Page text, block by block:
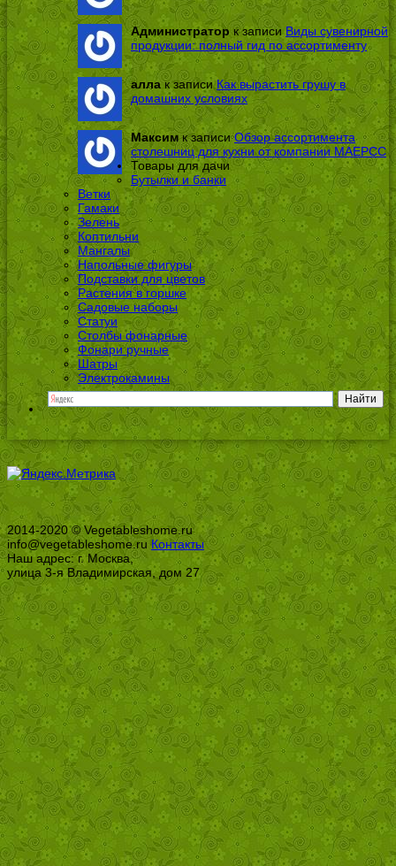
Администратор к записиВиды сувенирной
продукции: полный гид по ассортименту
аллак записиКак вырастить грушу в
домашних условиях
Максимк записиОбзор ассортимента
столешниц для кухни от компании МАЕРСС
Товары для дачи
Бутылки и банки
Ветки
Гамаки
Зелень
Коптильни
Мангалы
Напольные фигуры
Подставки для цветов
Растения в горшке
Садовые наборы
Статуи
Столбы фонарные
Фонари ручные
Шатры
Электрокамины
2014-2020 © Vegetableshome.ru
info@vegetableshome.ruКонтакты
Наш адрес: г. Москва,
улица 3-я Владимирская, дом 27